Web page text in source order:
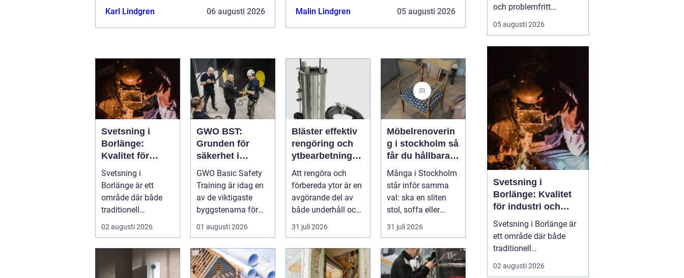
Karl Lindgren 06 augusti 2026 Malin Lindgren 05 augusti 2026
Svetsning i
Borlänge:
Kvalitet för
industri och
konstruktion
Svetsning i
Borlänge är ett
område där både
traditionell
verkstadsindustr...
02 augusti 2026
GWO BST:
Grunden för
säkerhet i
vindkraftsbrans
chen
GWO Basic Safety
Training är idag en
av de viktigaste
byggstenarna för
alla som vill arbet...
01 augusti 2026
Bläster effektiv
rengöring och
ytbearbetning
för proffs och
hantverkare
Att rengöra och
förbereda ytor är en
avgörande del av
både underhåll och
renovering. Färg,
rost, smu...
31 juli 2026
Möbelrenoverin
g i stockholm så
får du hållbara
och vackra
möbler
Många i Stockholm
står inför samma
val: ska en sliten
stol, soffa eller
fåtölj slängas,
säljas billi...
31 juli 2026
och problemfritt
husbilsliv. När en husbil
används som både
05 augusti 2026
Svetsning i
Borlänge: Kvalitet
för industri och
konstruktion
Svetsning i Borlänge är
ett område där både
traditionell
verkstadsindustri och
moderna
02 augusti 2026